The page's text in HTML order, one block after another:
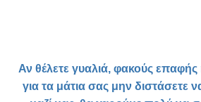
Αν θέλετε γυαλιά, φακούς
για τα μάτια σας μην διστάσετε